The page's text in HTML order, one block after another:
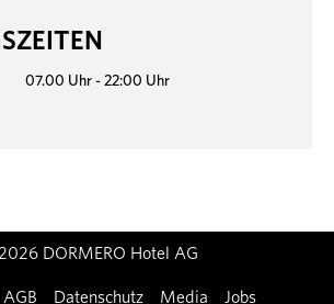
07.00 Uhr - 22:00 Uhr
DORMERO Hotel AG
AGB Datenschutz Media Jobs